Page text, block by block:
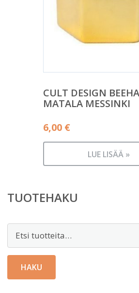
CULT DESIGN
MATALA MESSINKI
6,00 €
LUE LISÄÄ »
TUOTEHAKU
Etsi:
HAKU